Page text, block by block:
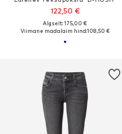
122,50 €
Algselt: 175,00 €
Viimane madalaim hind:108,50 €